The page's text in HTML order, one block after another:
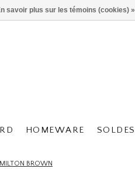
HOMEWARE SOLDES
BROWN
savoir plus sur les témoins (cookies) »